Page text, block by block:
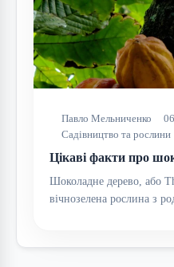
Павло Мельниченко
Садівництво та рослини
Цікаві факти про
Шоколадне дерево, або
вічнозелена рослина з